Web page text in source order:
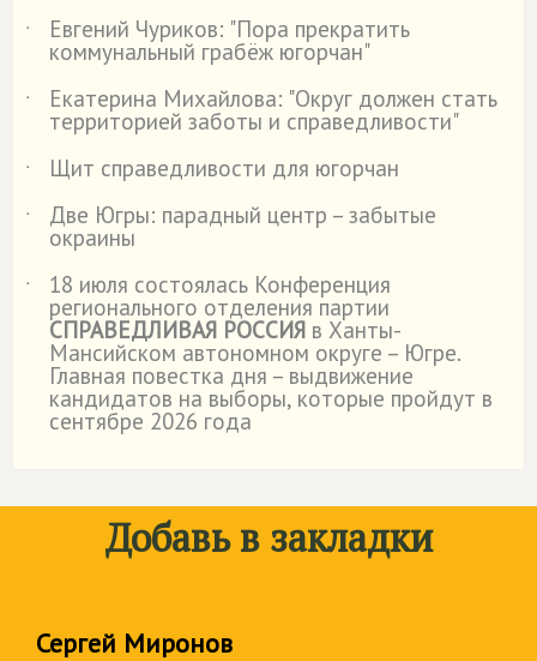
˙ Евгений Чуриков: "Пора прекратить
коммунальный грабёж югорчан"
˙
Екатерина Михайлова: "Округ должен стать
территорией заботы и справедливости"
˙
Щит справедливости для югорчан
˙
Две Югры: парадный центр – забытые
окраины
˙
18 июля состоялась Конференция
регионального отделения партии
СПРАВЕДЛИВАЯ РОССИЯ в Ханты-
Мансийском автономном округе – Югре.
Главная повестка дня – выдвижение
кандидатов на выборы, которые пройдут в
сентябре 2026 года
Добавь в закладки
Сергей Миронов